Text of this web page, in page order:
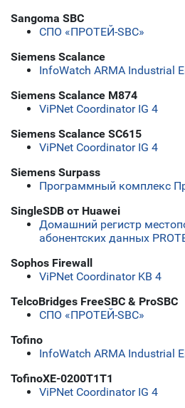
Sangoma SBC
СПО «ПРОТЕЙ-SBC»
Siemens Scalance
InfoWatch ARMA Industrial
Siemens Scalance M874
ViPNet Coordinator IG 4
Siemens Scalance SC615
ViPNet Coordinator IG 4
Siemens Surpass
Программный комплекс
SingleSDB от Huawei
Домашний регистр
абонентских данных
Sophos Firewall
ViPNet Coordinator KB 4
TelcoBridges FreeSBC & ProSBC
СПО «ПРОТЕЙ-SBC»
Tofino
InfoWatch ARMA Industrial
TofinoXE-0200T1T1
ViPNet Coordinator IG 4